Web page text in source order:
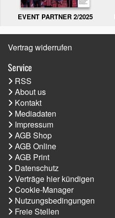
EVENT PARTNER 2/2025
Vertrag widerrufen
Service
RSS
About us
Kontakt
Mediadaten
Impressum
AGB Shop
AGB Online
AGB Print
Datenschutz
Verträge hier kündigen
Cookie-Manager
Nutzungsbedingungen
Freie Stellen